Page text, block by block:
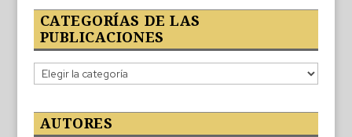
CATEGORÍAS DE LAS
PUBLICACIONES
Categorías
de
publicaciones
AUTORES